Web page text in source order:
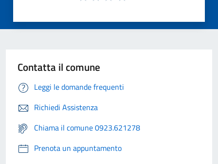
Contatta il comune
Leggi le domande frequenti
Richiedi Assistenza
Chiama il comune 0923.621278
Prenota un appuntamento